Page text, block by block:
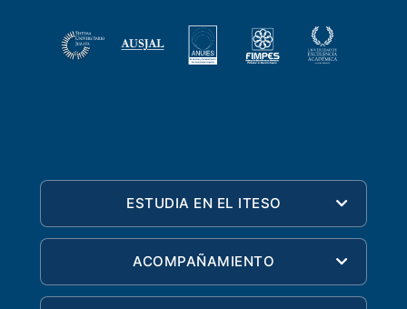
ESTUDIA EN EL ITESO
ACOMPAÑAMIENTO